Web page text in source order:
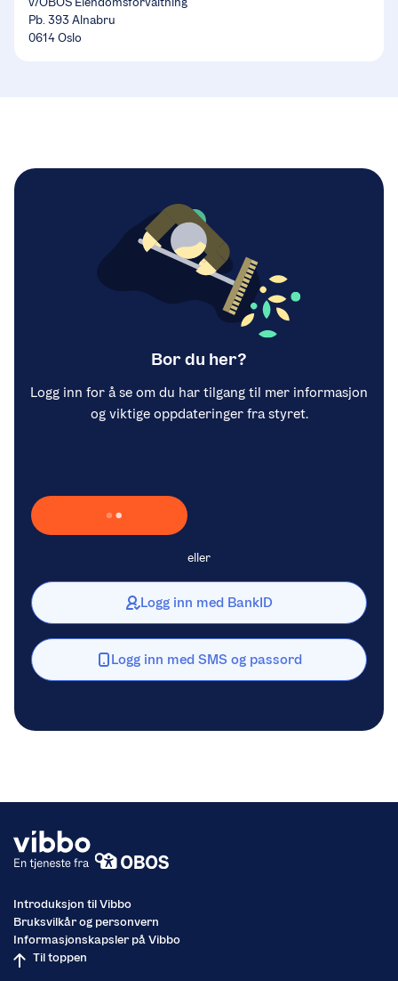
Pb. 393 Alnabru
0614 Oslo
Bor du her?
Logg inn for å se om du har tilgang til mer informasjon
og viktige oppdateringer fra styret.
Laster inn Vipps …
eller
Logg inn med BankID
Logg inn med SMS og passord
Introduksjon til Vibbo
Bruksvilkår og personvern
Informasjonskapsler på Vibbo
Til toppen